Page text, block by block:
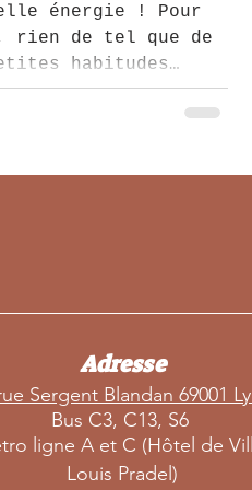
énergie ! Pour
rien de tel que de
habitudes
Entre
bien-être et
Adresse
Sergent Blandan 69001
Bus C3, C13, S6
ligne A et C (Hôtel de
Louis Pradel)